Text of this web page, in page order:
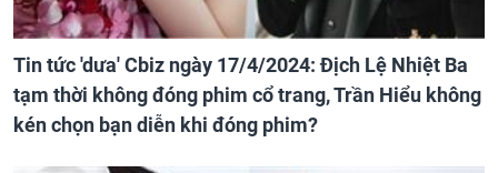
Tin tức 'dưa' Cbiz ngày 17/4/2024: Địch Lệ Nhiệt Ba
tạm thời không đóng phim cổ trang, Trần Hiểu không
kén chọn bạn diễn khi đóng phim?